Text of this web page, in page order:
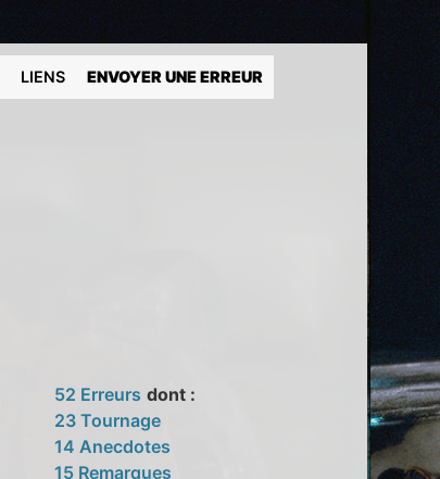
LIENS ENVOYER UNE ERREUR
52 Erreurs dont :
23 Tournage
14 Anecdotes
15 Remarques